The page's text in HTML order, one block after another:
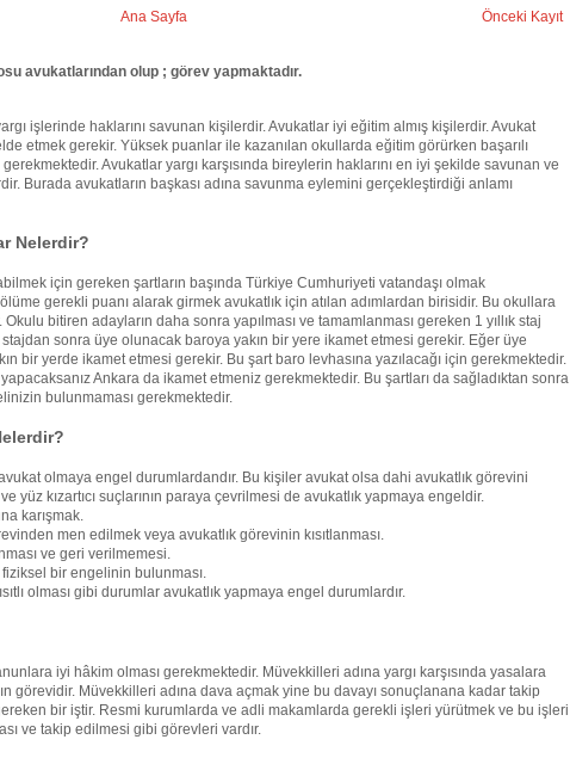
Önceki Kayıt
Ana Sayfa
avukatlarından olup ; görev yapmaktadır.
işlerinde haklarını savunan kişilerdir. Avukatlar iyi eğitim almış kişilerdir. Avukat
etmek gerekir. Yüksek puanlar ile kazanılan okullarda eğitim görürken başarılı
Avukatlar yargı karşısında bireylerin haklarını en iyi şekilde savunan ve
Burada avukatların başkası adına savunma eylemini gerçekleştirdiği anlamı
Nelerdir?
için gereken şartların başında Türkiye Cumhuriyeti vatandaşı olmak
gerekli puanı alarak girmek avukatlık için atılan adımlardan birisidir. Bu okullara
bitiren adayların daha sonra yapılması ve tamamlanması gereken 1 yıllık staj
sonra üye olunacak baroya yakın bir yere ikamet etmesi gerekir. Eğer üye
bir yerde ikamet etmesi gerekir. Bu şart baro levhasına yazılacağı için gerekmektedir.
Ankara da ikamet etmeniz gerekmektedir. Bu şartları da sağladıktan sonra
bulunmaması gerekmektedir.
avukat olmaya engel durumlardandır. Bu kişiler avukat olsa dahi avukatlık görevini
yüz kızartıcı suçlarının paraya çevrilmesi de avukatlık yapmaya engeldir.
karışmak.
men edilmek veya avukatlık görevinin kısıtlanması.
ve geri verilmemesi.
bir engelinin bulunması.
olması gibi durumlar avukatlık yapmaya engel durumlardır.
iyi hâkim olması gerekmektedir. Müvekkilleri adına yargı karşısında yasalara
görevidir. Müvekkilleri adına dava açmak yine bu davayı sonuçlanana kadar takip
bir iştir. Resmi kurumlarda ve adli makamlarda gerekli işleri yürütmek ve bu işleri
ve takip edilmesi gibi görevleri vardır.